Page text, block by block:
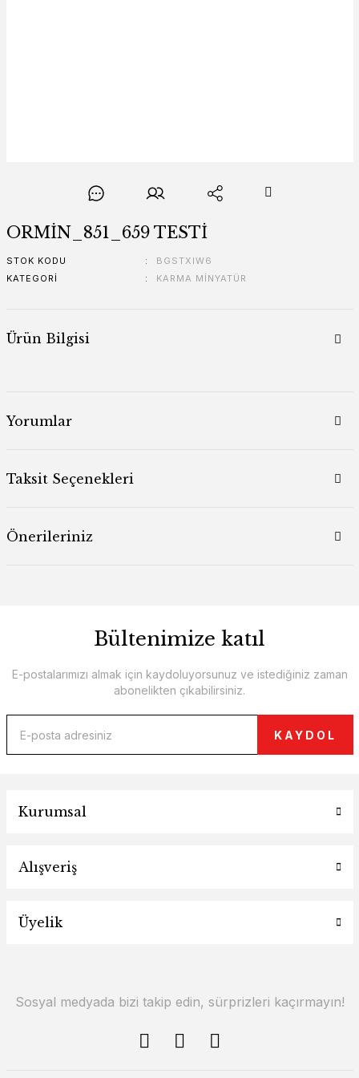
ORMİN_851_659 TESTİ
STOK KODU
BGSTXIW6
KATEGORI
KARMA MİNYATÜR
Ürün Bilgisi
Yorumlar
Taksit Seçenekleri
Önerileriniz
Bültenimize katıl
E-postalarımızı almak için kaydoluyorsunuz ve istediğiniz zaman
abonelikten çıkabilirsiniz.
KAYDOL
Kurumsal
Alışveriş
Üyelik
Sosyal medyada bizi takip edin, sürprizleri kaçırmayın!